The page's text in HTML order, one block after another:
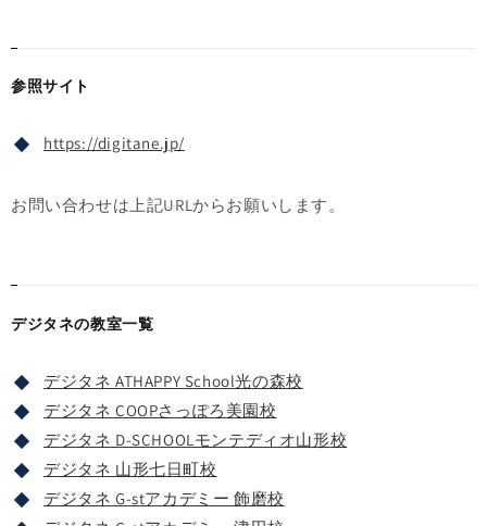
参照サイト
https://digitane.jp/
お問い合わせは上記URLからお願いします。
デジタネの教室一覧
デジタネ ATHAPPY School光の森校
デジタネ COOPさっぽろ美園校
デジタネ D-SCHOOLモンテディオ山形校
デジタネ 山形七日町校
デジタネ G-stアカデミー 飾磨校